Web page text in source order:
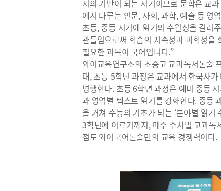
시의 기반이 되는 시기이므로 문학은 교
에서 다루는 인문, 사회, 과학, 예술 등 영
초등, 중등 시기에 읽기의 수월성을 길러
관들임으로써 학습의 지속성과 과학성을
필요한 과목이 국어입니다.”
와이교육연구소의 초중고 교과독서논술
대, 초등 5학년 과정은 교과에서 한국사
병행한다. 초등 6학년 과정은 예비 중등
과 영역별 텍스트 읽기를 강화한다. 중등
을 거쳐 수능의 기초가 되는 ‘분야별 읽
3학년에 이르기까지, 매주 주차별 교과
점도 와이국어논술만의 교육 경쟁력이다.